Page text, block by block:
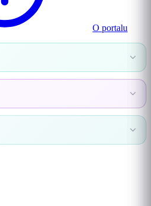
O portalu